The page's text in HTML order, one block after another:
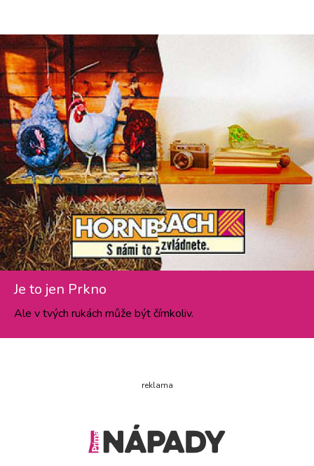
Je to jen Prkno
Ale v tvých rukách může být čímkoliv.
reklama